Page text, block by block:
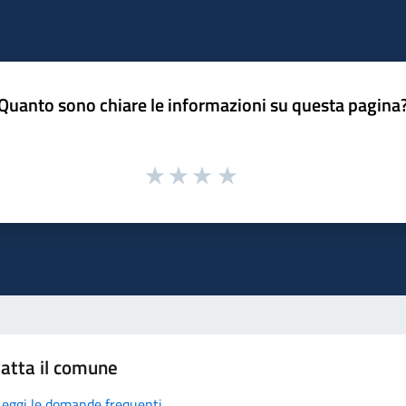
sono chiare le informazioni su questa
il comune